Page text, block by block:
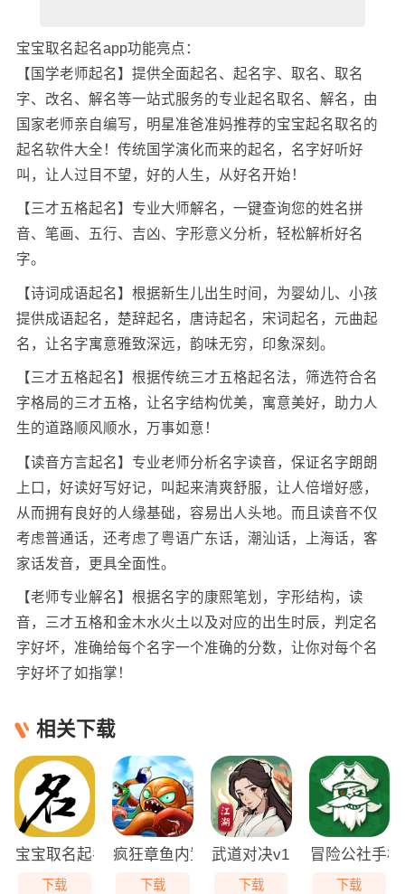
宝宝取名起名app功能亮点：
【国学老师起名】提供全面起名、起名字、取名、取名
字、改名、解名等一站式服务的专业起名取名、解名，由
国家老师亲自编写，明星准爸准妈推荐的宝宝起名取名的
起名软件大全！传统国学演化而来的起名，名字好听好
叫，让人过目不望，好的人生，从好名开始！
【三才五格起名】专业大师解名，一键查询您的姓名拼
音、笔画、五行、吉凶、字形意义分析，轻松解析好名
字。
【诗词成语起名】根据新生儿出生时间，为婴幼儿、小孩
提供成语起名，楚辞起名，唐诗起名，宋词起名，元曲起
名，让名字寓意雅致深远，韵味无穷，印象深刻。
【三才五格起名】根据传统三才五格起名法，筛选符合名
字格局的三才五格，让名字结构优美，寓意美好，助力人
生的道路顺风顺水，万事如意！
【读音方言起名】专业老师分析名字读音，保证名字朗朗
上口，好读好写好记，叫起来清爽舒服，让人倍增好感，
从而拥有良好的人缘基础，容易出人头地。而且读音不仅
考虑普通话，还考虑了粤语广东话，潮汕话，上海话，客
家话发音，更具全面性。
【老师专业解名】根据名字的康熙笔划，字形结构，读
音，三才五格和金木水火土以及对应的出生时辰，判定名
字好坏，准确给每个名字一个准确的分数，让你对每个名
字好坏了如指掌！
相关下载
宝宝取名起名app
下载
疯狂章鱼内置MOD菜单
下载
武道对决v1.0最新版
下载
冒险公社手
下载